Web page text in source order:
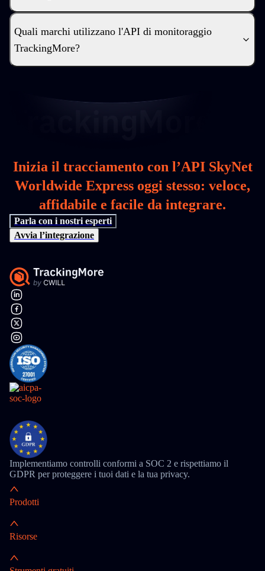
Quali marchi utilizzano l'API di monitoraggio
TrackingMore?
Inizia il tracciamento con l’API SkyNet
Worldwide Express oggi stesso: veloce,
affidabile e facile da integrare.
Parla con i nostri esperti
Avvia l’integrazione
Implementiamo controlli conformi a SOC 2 e rispettiamo il
GDPR per proteggere i tuoi dati e la tua privacy.
Prodotti
Risorse